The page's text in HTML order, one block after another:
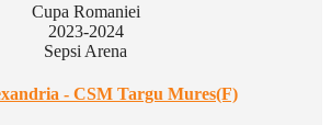
Cupa Romaniei
2023-2024
Sepsi Arena
- CSM Targu Mures(F)